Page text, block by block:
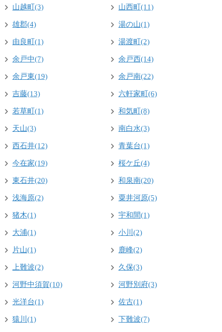
山越町(3) 山西町(11)
雄郡(4) 湯の山(1)
由良町(1) 湯渡町(2)
余戸中(7) 余戸西(14)
余戸東(19) 余戸南(22)
吉藤(13) 六軒家町(6)
若草町(1) 和気町(8)
天山(3) 南白水(3)
西石井(12) 青葉台(1)
今在家(19) 桜ケ丘(4)
東石井(20) 和泉南(20)
浅海原(2) 粟井河原(5)
猪木(1) 宇和間(1)
大浦(1) 小川(2)
片山(1) 鹿峰(2)
上難波(2) 久保(3)
河野中須賀(10) 河野別府(3)
光洋台(1) 佐古(1)
猿川(1) 下難波(7)